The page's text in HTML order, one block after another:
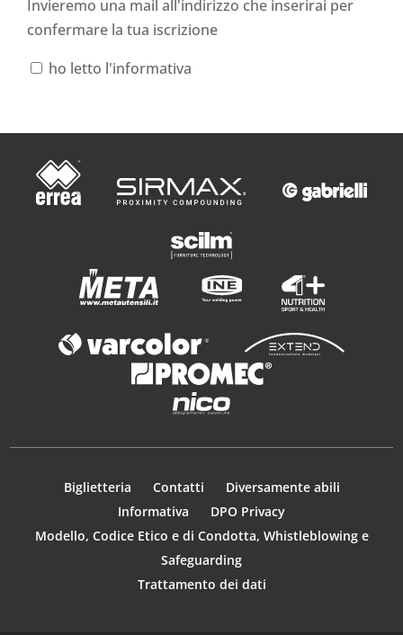
Invieremo una mail all'indirizzo che inserirai per
confermare la tua iscrizione
ho letto l'informativa
Biglietteria Contatti
Diversamente abili
Informativa
DPO Privacy
Modello, Codice Etico e di Condotta, Whistleblowing e
Safeguarding
Trattamento dei dati